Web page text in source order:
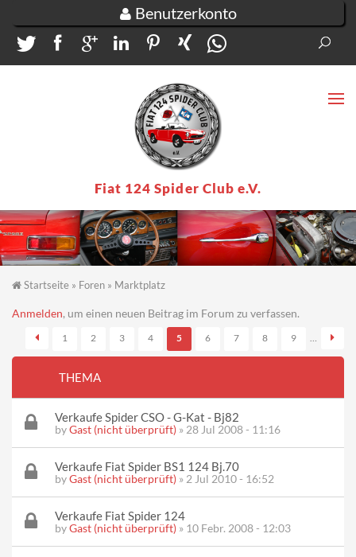
Benutzerkonto
Fiat 124 Spider Club e.V.
Sie sind hier
Startseite » Foren » Marktplatz
Anmelden, um einen neuen Beitrag im Forum zu verfassen.
Seiten
1 2 3 4 5 6 7 8 9 …
THEMA
Verkaufe Spider CSO - G-Kat - Bj82
byGast (nicht überprüft) » 28 Jul 2008 - 11:16
Verkaufe Fiat Spider BS1 124 Bj.70
byGast (nicht überprüft) » 2 Jul 2010 - 16:52
Verkaufe Fiat Spider 124
byGast (nicht überprüft) » 10 Febr. 2008 - 12:03